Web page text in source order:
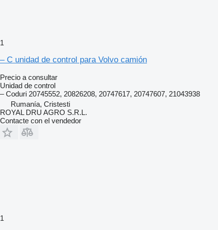
1
– C unidad de control para Volvo camión
Precio a consultar
Unidad de control
– Coduri 20745552, 20826208, 20747617, 20747607, 21043938
Rumanía, Cristesti
ROYAL DRU AGRO S.R.L.
Contacte con el vendedor
1